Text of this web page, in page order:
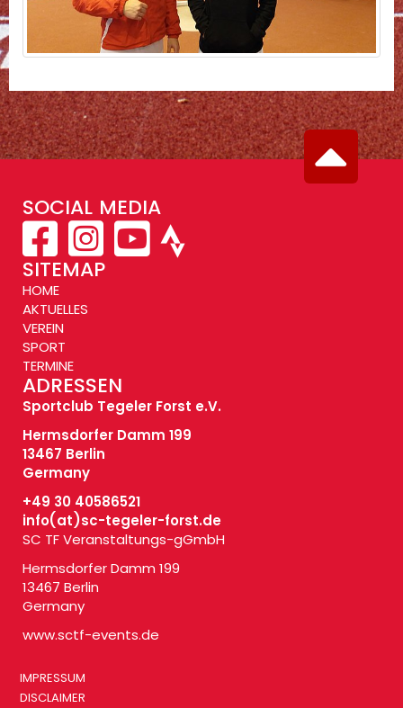
SOCIAL MEDIA
SITEMAP
HOME
AKTUELLES
VEREIN
SPORT
TERMINE
ADRESSEN
Sportclub Tegeler Forst e.V.
Hermsdorfer Damm 199
13467 Berlin
Germany
+49 30 40586521
info(at)sc-tegeler-forst.de
SC TF Veranstaltungs-gGmbH
Hermsdorfer Damm 199
13467 Berlin
Germany
www.sctf-events.de
IMPRESSUM
DISCLAIMER